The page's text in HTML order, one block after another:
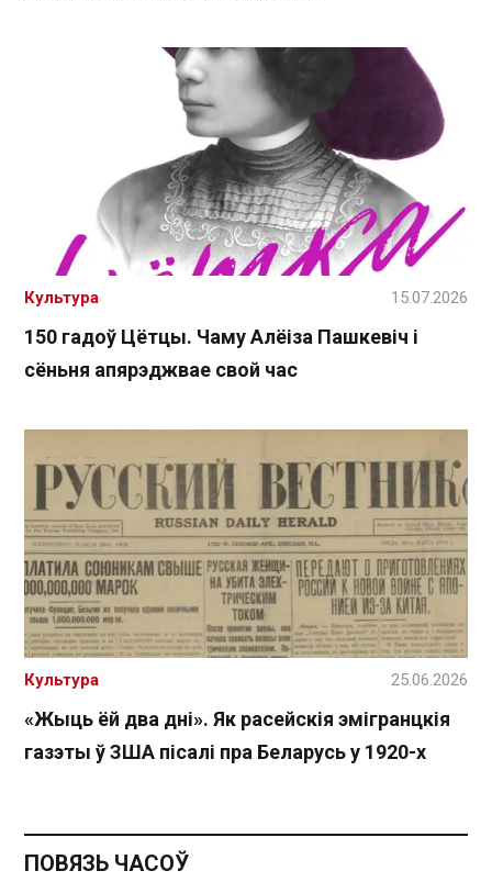
150 гадоў Цётцы. Чаму Алёіза Пашкевіч і
сёньня апярэджвае свой час
Культура 15.07.2026
«Жыць ёй два дні». Як расейскія эмігранцкія
газэты ў ЗША пісалі пра Беларусь у 1920-х
Культура 25.06.2026
ПОВЯЗЬ ЧАСОЎ